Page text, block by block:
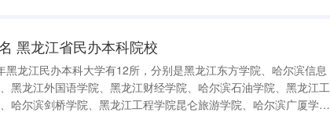
黑龙江省民办本科院校
黑龙江外国语学院、黑龙江财经学院、哈尔滨石油学院、黑龙江工
哈尔滨剑桥学院、黑龙江工程学院昆仑旅游学院、哈尔滨广厦学